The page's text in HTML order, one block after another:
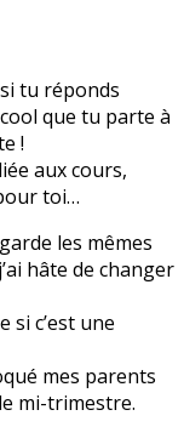
tu réponds
que tu parte à
!
aux cours,
toi…
les mêmes
hâte de changer
si c’est une
mes parents
mi-trimestre.